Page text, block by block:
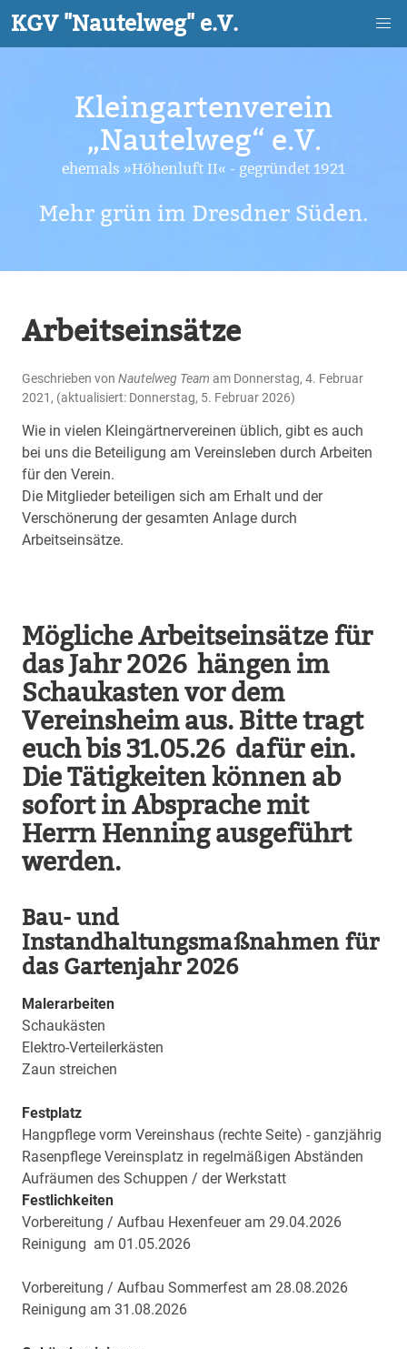
content
Kleingartenverein
„Nautelweg“ e.V.
ehemals »Höhenluft II« - gegründet 1921
Mehr grün im Dresdner Süden.
Arbeitseinsätze
Geschrieben von Nautelweg Team am Donnerstag, 4. Februar
2021, (aktualisiert: Donnerstag, 5. Februar 2026)
Wie in vielen Kleingärtnervereinen üblich, gibt es auch
bei uns die Beteiligung am Vereinsleben durch Arbeiten
für den Verein.
Die Mitglieder beteiligen sich am Erhalt und der
Verschönerung der gesamten Anlage durch
Arbeitseinsätze.
Mögliche Arbeitseinsätze für
das Jahr 2026 hängen im
Schaukasten vor dem
Vereinsheim aus. Bitte tragt
euch bis 31.05.26 dafür ein.
Die Tätigkeiten können ab
sofort in Absprache mit
Herrn Henning ausgeführt
werden.
Bau- und
Instandhaltungsmaßnahmen für
das Gartenjahr 2026
Malerarbeiten
Schaukästen
Elektro-Verteilerkästen
Zaun streichen
Festplatz
Hangpflege vorm Vereinshaus (rechte Seite) - ganzjährig
Rasenpflege Vereinsplatz in regelmäßigen Abständen
Aufräumen des Schuppen / der Werkstatt
Festlichkeiten
Vorbereitung / Aufbau Hexenfeuer am 29.04.2026
Reinigung am 01.05.2026
Vorbereitung / Aufbau Sommerfest am 28.08.2026
Reinigung am 31.08.2026